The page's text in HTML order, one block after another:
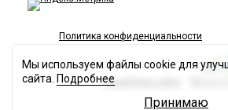
Политика конфиденциальности
Разработка сайта
Мы используем файлы cookie для
сайта. Подробнее
Принимаю